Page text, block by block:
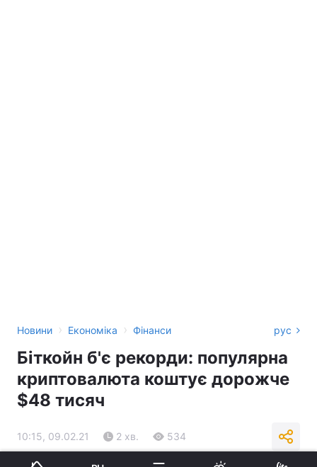
Новини › Економіка › Фінанси рус
Біткойн б'є рекорди: популярна
криптовалюта коштує дорожче
$48 тисяч
10:15, 09.02.21 2 хв. 534